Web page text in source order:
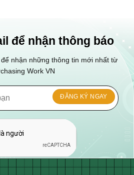
để nhận thông báo
nhận những thông tin mới nhất từ
Work VN